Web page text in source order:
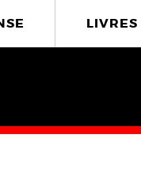
LIVRES